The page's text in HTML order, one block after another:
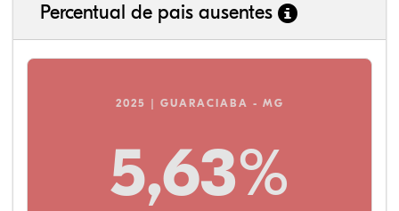
Percentual de pais ausentes
2025 | GUARACIABA - MG
5,63%